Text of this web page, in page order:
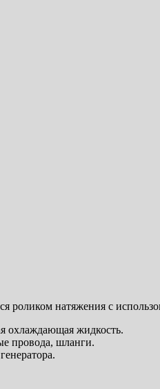
роликом натяжения с
охлаждающая жидкость.
провода, шланги.